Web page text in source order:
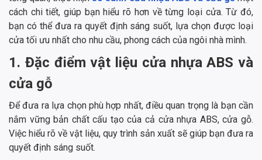
cách chi tiết, giúp bạn hiểu rõ hơn về từng loại cửa. Từ đó,
bạn có thể đưa ra quyết định sáng suốt, lựa chọn được loại
cửa tối ưu nhất cho nhu cầu, phong cách của ngôi nhà mình.
1. Đặc điểm vật liệu cửa nhựa ABS và
cửa gỗ
Để đưa ra lựa chọn phù hợp nhất, điều quan trọng là bạn cần
nắm vững bản chất cấu tạo của cả cửa nhựa ABS, cửa gỗ.
Việc hiểu rõ về vật liệu, quy trình sản xuất sẽ giúp bạn đưa ra
quyết định sáng suốt.